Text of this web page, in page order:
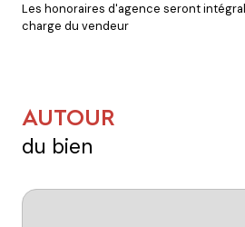
Les honoraires d'agence seront
charge du vendeur
AUTOUR
du bien